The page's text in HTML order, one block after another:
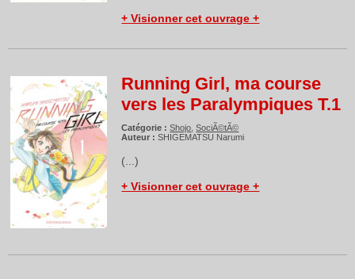
+ Visionner cet ouvrage +
Running Girl, ma course
vers les Paralympiques T.1
Catégorie : Shojo ,SociÃ©tÃ©
Auteur :SHIGEMATSU Narumi
(...)
+ Visionner cet ouvrage +